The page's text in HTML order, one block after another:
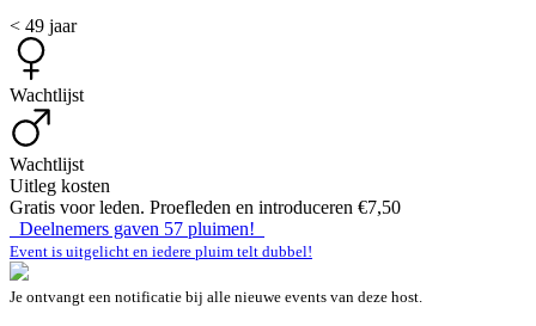
< 49 jaar
Wachtlijst
Wachtlijst
Uitleg kosten
Gratis voor leden. Proefleden en introduceren €7,50
Deelnemers gaven 57 pluimen!
Event is uitgelicht en iedere pluim telt dubbel!
Je ontvangt een notificatie bij alle nieuwe events van deze host.